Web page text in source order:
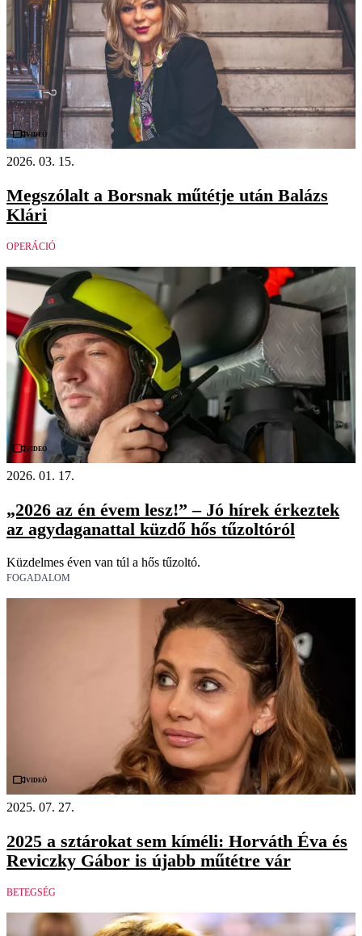
Videó
2026. 03. 15.
Megszólalt a Borsnak műtétje után Balázs
Klári
OPERÁCIÓ
Videó
2026. 01. 17.
„2026 az én évem lesz!” – Jó hírek érkeztek
az agydaganattal küzdő hős tűzoltóról
Küzdelmes éven van túl a hős tűzoltó.
FOGADALOM
Videó
2025. 07. 27.
2025 a sztárokat sem kíméli: Horváth Éva és
Reviczky Gábor is újabb műtétre vár
BETEGSÉG